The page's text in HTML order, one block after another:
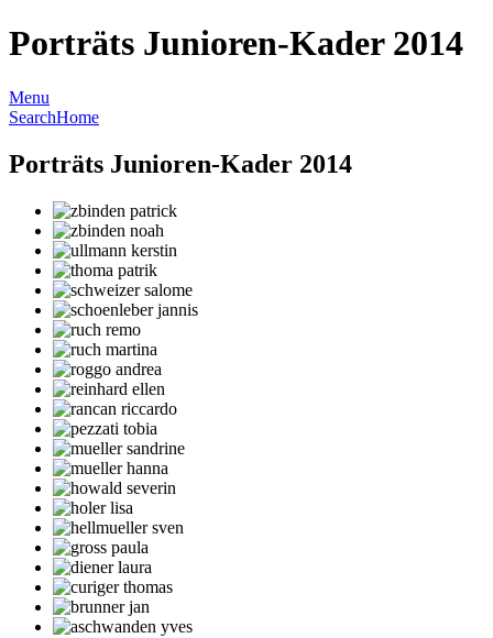
Porträts Junioren-Kader 2014
Menu
SearchHome
Porträts Junioren-Kader 2014